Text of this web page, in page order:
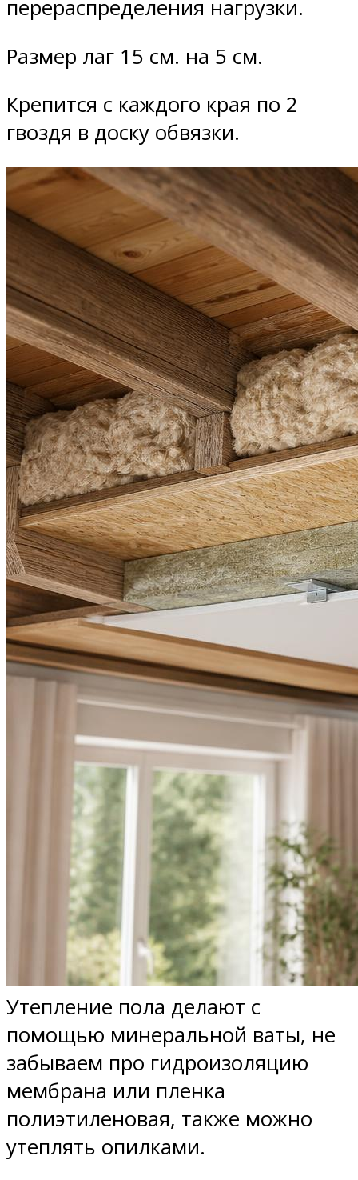
перераспределения нагрузки.
Размер лаг 15 см. на 5 см.
Крепится с каждого края по 2
гвоздя в доску обвязки.
Утепление пола делают с
помощью минеральной ваты, не
забываем про гидроизоляцию
мембрана или пленка
полиэтиленовая, также можно
утеплять опилками.